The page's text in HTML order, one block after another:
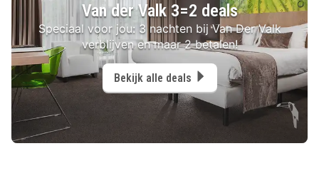
Van der Valk 3=2 deals
Speciaal voor jou: 3 nachten bij Van Der Valk
verblijven en maar 2 betalen!
Bekijk alle deals